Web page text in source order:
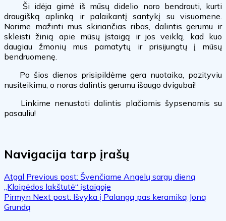
Ši idėja gimė iš mūsų didelio noro bendrauti, kurti
draugišką aplinką ir palaikantį santykį su visuomene.
Norime mažinti mus skiriančias ribas, dalintis gerumu ir
skleisti žinią apie mūsų įstaigą ir jos veiklą, kad kuo
daugiau žmonių mus pamatytų ir prisijungtų į mūsų
bendruomenę.
Po šios dienos prisipildėme gera nuotaika, pozityviu
nusiteikimu, o noras dalintis gerumu išaugo dvigubai!
Linkime nenustoti dalintis plačiomis šypsenomis su
pasauliu!
Navigacija tarp įrašų
Atgal Previous post: Švenčiame Angelų sargų dieną
„Klaipėdos lakštutė“ įstaigoje
Pirmyn Next post: Išvyka į Palangą pas keramiką Joną
Grundą